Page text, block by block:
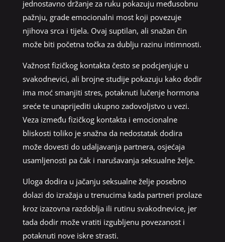
jednostavno držanje za ruku pokazuju međusobnu
pažnju, grade emocionalni most koji povezuje
njihova srca i tijela. Ovaj suptilan, ali snažan čin
može biti početna točka za dublju razinu intimnosti.
Važnost fizičkog kontakta često se podcjenjuje u
svakodnevici, ali brojne studije pokazuju kako dodir
ima moć smanjiti stres, potaknuti lučenje hormona
sreće te unaprijediti ukupno zadovoljstvo u vezi.
Veza između fizičkog kontakta i emocionalne
bliskosti toliko je snažna da nedostatak dodira
može dovesti do udaljavanja partnera, osjećaja
usamljenosti pa čak i narušavanja seksualne želje.
Uloga dodira u jačanju seksualne želje posebno
dolazi do izražaja u trenucima kada partneri prolaze
kroz izazovna razdoblja ili rutinu svakodnevice, jer
tada dodir može vratiti izgubljenu povezanost i
potaknuti nove iskre strasti.